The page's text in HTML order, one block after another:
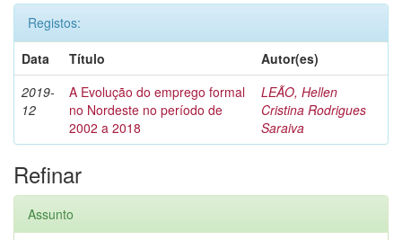
Registos:
Data
Título
Autor(es)
2019-
12
A Evolução do emprego formal
no Nordeste no período de
2002 a 2018
LEÃO, Hellen
Cristina Rodrigues
Saraiva
Refinar
Assunto